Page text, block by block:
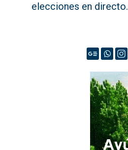
elecciones en directo.